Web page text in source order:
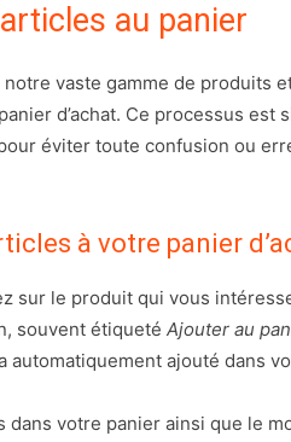
au panier
vaste gamme de produits
d’achat. Ce processus
éviter toute confusion ou
à votre panier
sur le produit qui vous
souvent étiqueté Ajouter au
automatiquement ajouté dans
dans votre panier ainsi que le